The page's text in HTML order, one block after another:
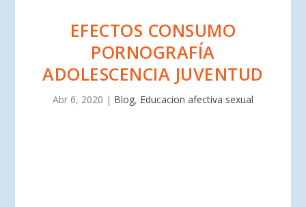
EFECTOS CONSUMO
PORNOGRAFÍA
ADOLESCENCIA JUVENTUD
Abr 6, 2020 | Blog, Educacion afectiva sexual